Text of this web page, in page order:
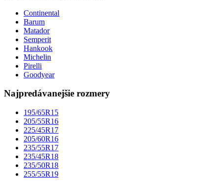
Continental
Barum
Matador
Semperit
Hankook
Michelin
Pirelli
Goodyear
Najpredávanejšie rozmery
195/65R15
205/55R16
225/45R17
205/60R16
235/55R17
235/45R18
235/50R18
255/55R19